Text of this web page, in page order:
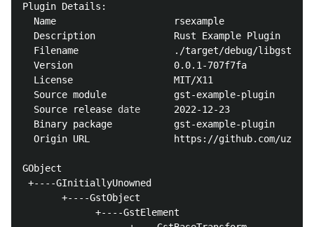
Plugin Details:
  Name                     rsexample
  Description              Rust Example Plugin
Filename                 ./target/debug/
  Version                  0.0.1-707f7fa
  License                  MIT/X11
  Source module            gst-example-plugin
  Source release
date 2022-12-23
  Binary package           gst-example-plugin
Origin URL               https://github.com/
GObject
+----GInitiallyUnowned
       +----GstObject
             +----GstElement